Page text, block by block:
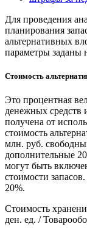
Для проведения
планирования
альтернативных
параметры заданы
Стоимость
Это процентная
денежных средств
получена от
стоимость
млн. руб.
дополнительные
могут быть
стоимости
20%.
Стоимость
ден. ед. /